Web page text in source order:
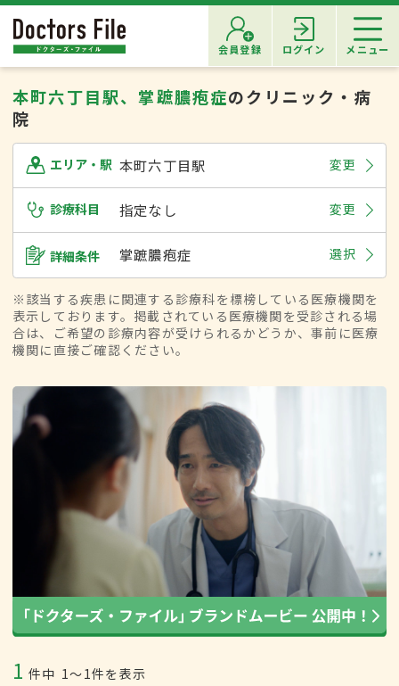
会員登録 ログイン メニュー
本町六丁目駅、掌蹠膿疱症のクリニック・病
院
エリア・駅 本町六丁目駅 変更
診療科目 指定なし 変更
詳細条件 掌蹠膿疱症 選択
※該当する疾患に関連する診療科を標榜している医療機関を
表示しております。掲載されている医療機関を受診される場
合は、ご希望の診療内容が受けられるかどうか、事前に医療
機関に直接ご確認ください。
1 件中 1〜1件を表示